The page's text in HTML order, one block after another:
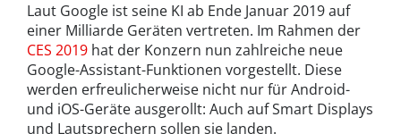
Laut Google ist seine KI ab Ende Januar 2019 auf
einer Milliarde Geräten vertreten. Im Rahmen der
CES 2019 hat der Konzern nun zahlreiche neue
Google-Assistant-Funktionen vorgestellt. Diese
werden erfreulicherweise nicht nur für Android-
und iOS-Geräte ausgerollt: Auch auf Smart Displays
und Lautsprechern sollen sie landen.